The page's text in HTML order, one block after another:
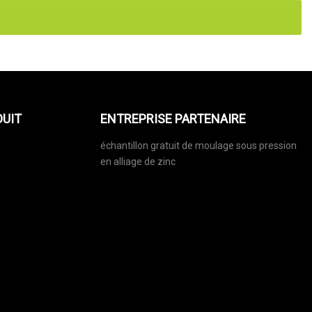
ENTREPRISE PARTENAIRE
échantillon gratuit de moulage sous pression
en alliage de zinc